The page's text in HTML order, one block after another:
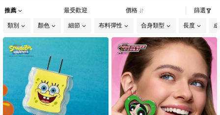
推薦 最受歡迎 價格 篩選
類別 顏色 細節 布料彈性 合身類型 長度